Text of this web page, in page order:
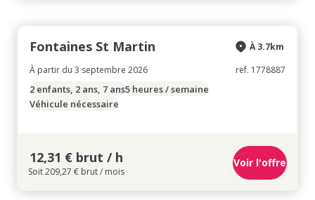
Fontaines St Martin
À partir du 3 septembre 2026
À 3.7km
ref. 1778887
2 enfants, 2 ans, 7 ans5 heures / semaine
Véhicule nécessaire
12,31 € brut / h
Soit 209,27 € brut / mois
Voir l'offre